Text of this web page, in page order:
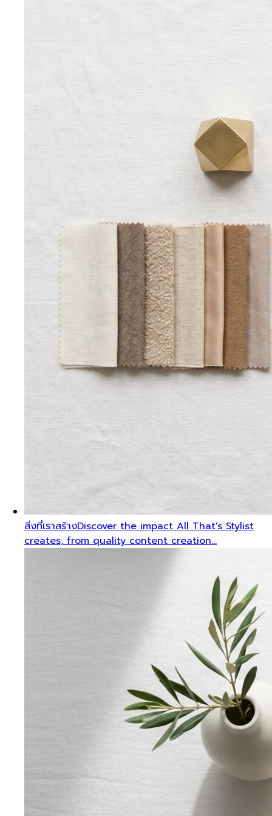
เบื้องหลังความสร้างสรรค์
Go behind the scenes with
the All That's Stylist team. See our content